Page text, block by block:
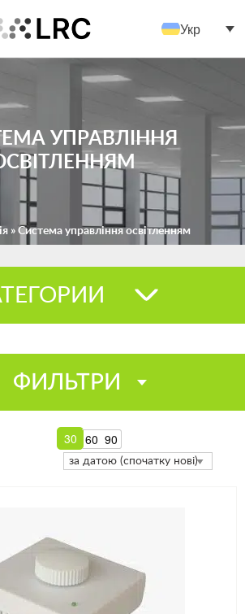
Укр
УПРАВЛІННЯ
» Система управління освітленням
ФИЛЬТРИ
30 60 90